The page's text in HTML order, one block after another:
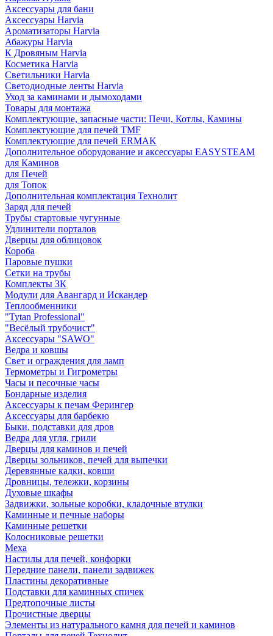
Аксессуары для бани
Аксессуары Harvia
Ароматизаторы Harvia
Абажуры Harvia
К Дровяным Harvia
Косметика Harvia
Светильники Harvia
Светодиодные ленты Harvia
Уход за каминами и дымоходами
Товары для монтажа
Комплектующие, запасные части: Печи, Котлы, Камины
Комплектующие для печей TMF
Комплектующие для печей ERMAK
Дополнительное оборудование и аксессуары EASYSTEAM
для Каминов
для Печей
для Топок
Дополнительная комплектация Технолит
Заряд для печей
Трубы стартовые чугунные
Удлинители порталов
Дверцы для облицовок
Короба
Паровые пушки
Сетки на трубы
Комплекты ЗК
Модули для Авангард и Искандер
Теплообменники
"Tytan Professional"
"Весёлый трубочист"
Аксессуары "SAWO"
Ведра и ковшы
Свет и ограждения для ламп
Термометры и Гигрометры
Часы и песочные часы
Бондарные изделия
Аксессуары к печам Ферингер
Аксессуары для барбекю
Быки, подставки для дров
Ведра для угля, грили
Дверцы для каминов и печей
Дверцы зольников, печей для выпечки
Деревянные кадки, ковши
Дровницы, тележки, корзины
Духовые шкафы
Задвижки, зольные коробки, кладочные втулки
Каминные и печные наборы
Каминные решетки
Колосниковые решетки
Меха
Настилы для печей, конфорки
Передние панели, панели задвижек
Пластины декоративные
Подставки для каминных спичек
Предтопочные листы
Прочистные дверцы
Элементы из натурального камня для печей и каминов